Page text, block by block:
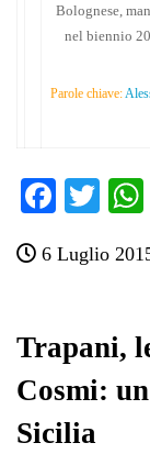
Bolognese,
nel biennio
Parole chiave:
Fa
bo
T
tte
6 Luglio
Trapani,
Cosmi:
Sicilia